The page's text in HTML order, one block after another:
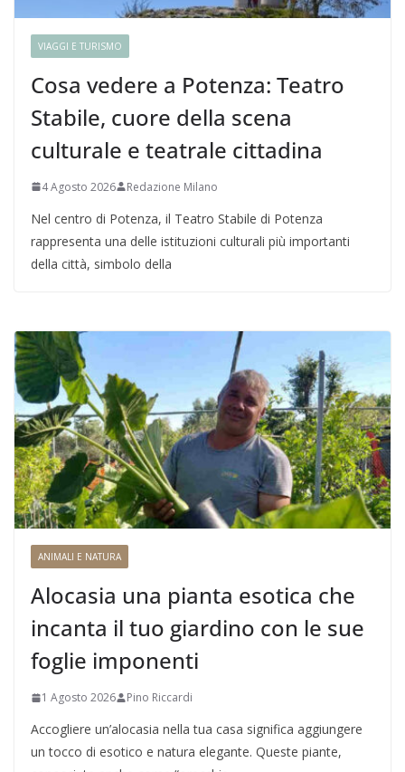
VIAGGI E TURISMO
Cosa vedere a Potenza: Teatro
Stabile, cuore della scena
culturale e teatrale cittadina
4 Agosto 2026 Redazione Milano
Nel centro di Potenza, il Teatro Stabile di Potenza
rappresenta una delle istituzioni culturali più importanti
della città, simbolo della
ANIMALI E NATURA
Alocasia una pianta esotica che
incanta il tuo giardino con le sue
foglie imponenti
1 Agosto 2026 Pino Riccardi
Accogliere un’alocasia nella tua casa significa aggiungere
un tocco di esotico e natura elegante. Queste piante,